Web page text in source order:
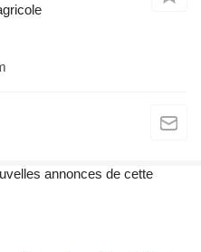
annonces de cette